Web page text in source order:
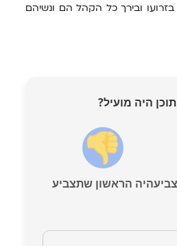
ובירך כל הקהל הם ונשיהם
היה מועיל?
היה הראשון שתצביע